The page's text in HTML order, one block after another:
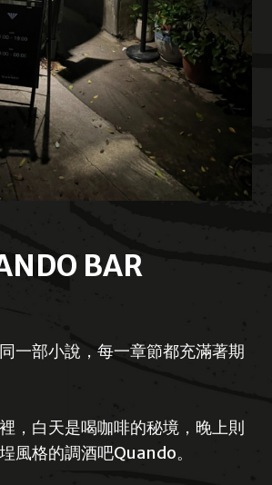
BAR
一部小說，每一章節都充滿著期
，白天是喝咖啡的秘境，晚上則
風格的調酒吧Quando。